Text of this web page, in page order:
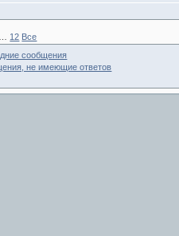
12 Все
сообщения
не имеющие ответов